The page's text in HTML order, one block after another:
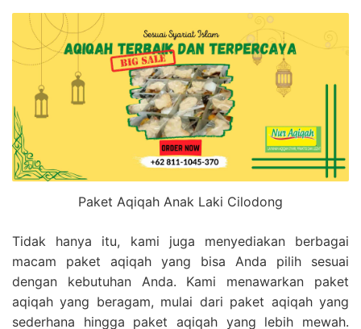
Paket Aqiqah Anak Laki Cilodong
Tidak hanya itu, kami juga menyediakan berbagai
macam paket aqiqah yang bisa Anda pilih sesuai
dengan kebutuhan Anda. Kami menawarkan paket
aqiqah yang beragam, mulai dari paket aqiqah yang
sederhana hingga paket aqiqah yang lebih mewah.